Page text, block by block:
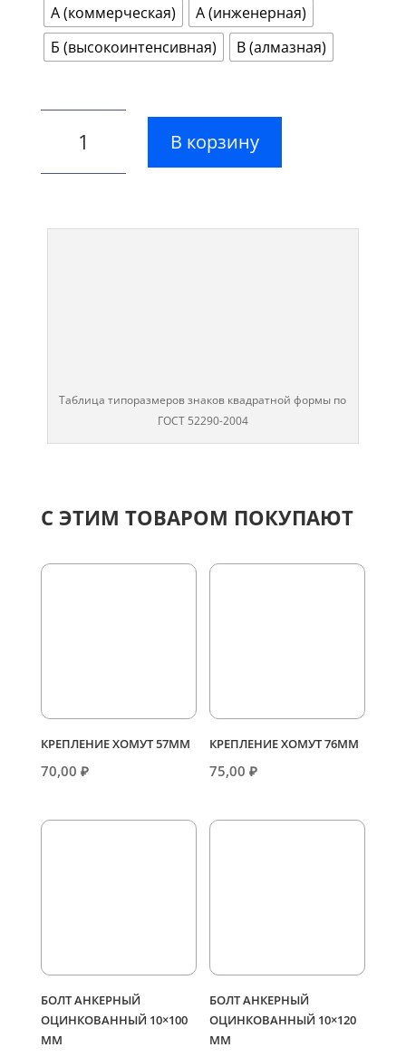
А (коммерческая)
А (инженерная)
Б (высокоинтенсивная)
В (алмазная)
В корзину
Таблица типоразмеров знаков квадратной формы по
ГОСТ 52290-2004
С ЭТИМ ТОВАРОМ ПОКУПАЮТ
КРЕПЛЕНИЕ ХОМУТ 57ММ
70,00 ₽
КРЕПЛЕНИЕ ХОМУТ 76ММ
75,00₽
БОЛТ АНКЕРНЫЙ
ОЦИНКОВАННЫЙ 10×100
ММ
БОЛТ АНКЕРНЫЙ
ОЦИНКОВАННЫЙ 10×120
ММ